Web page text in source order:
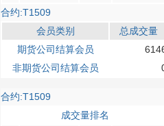
合约:T1509
会员类别
总成交量
期货公司结算会员
非期货公司结算会员
合约:T1509
成交量排名